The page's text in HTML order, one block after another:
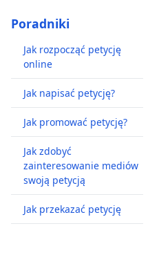
Poradniki
Jak rozpocząć petycję
online
Jak napisać petycję?
Jak promować petycję?
Jak zdobyć
zainteresowanie mediów
swoją petycją
Jak przekazać petycję